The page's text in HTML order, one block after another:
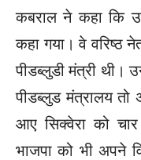
कबराल ने कहा कि
कहा गया। वे वरिष्ठ
पीडब्लुडी मंत्री थी।
पीडब्लुड मंत्रालय
आए सिक्वेरा को
भाजपा को भी अपने